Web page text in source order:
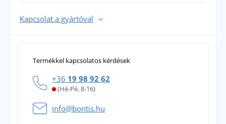
Kapcsolat a gyártóval
Termékkel kapcsolatos kérdések
+36 19 98 92 62
(Hé-Pé, 8-16)
info@bontis.hu